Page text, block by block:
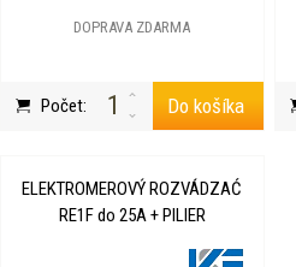
DOPRAVA ZDARMA
Počet: Do košíka
ELEKTROMEROVÝ ROZVÁDZAĆ
RE1F do 25A + PILIER